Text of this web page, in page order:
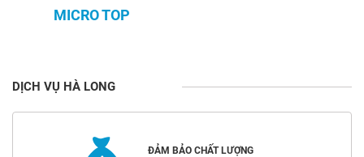
MICRO TOP
DỊCH VỤ HÀ LONG
ĐẢM BẢO CHẤT LƯỢNG